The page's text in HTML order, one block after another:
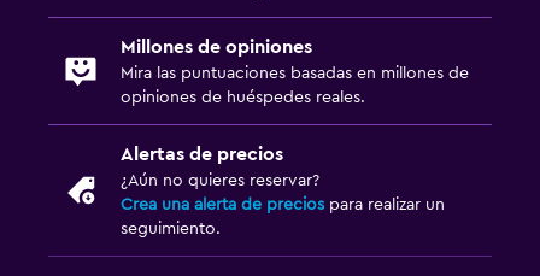
Terraza/patio
Sillas de playa
Toallas de playa
Accesibilidad y adecuación
Millones de opiniones
Mira las puntuaciones basadas en millones de
opiniones de huéspedes reales.
Alertas de precios
¿Aún no quieres reservar?
Crea una alerta de precios para realizar un
seguimiento.